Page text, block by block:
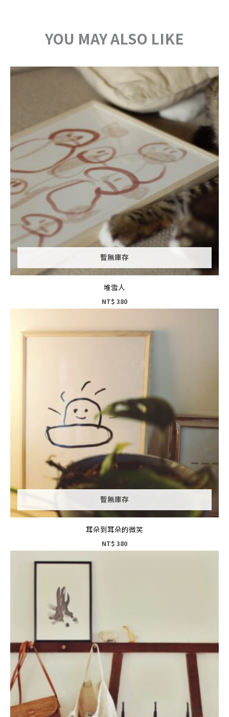
YOU MAY ALSO LIKE
暫無庫存
堆雪人
NT$ 380
暫無庫存
耳朵到耳朵的微笑
NT$ 380